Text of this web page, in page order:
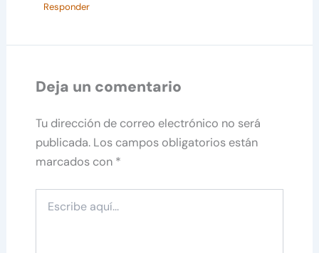
Responder
Deja un comentario
Tu dirección de correo electrónico no será
publicada. Los campos obligatorios están
marcados con *
aquí...